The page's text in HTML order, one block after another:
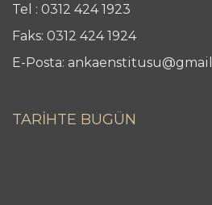
Tel : 0312 424 1923
Faks: 0312 424 1924
E-Posta:
TARİHTE BUGÜN